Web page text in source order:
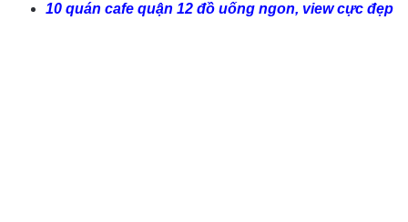
10 quán cafe quận 12 đồ uống ngon, view cực đẹp